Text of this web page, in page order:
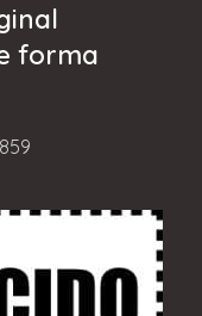
forma